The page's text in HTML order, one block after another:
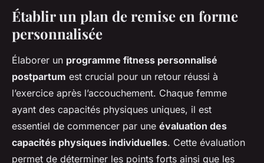
Établir un plan de remise en forme
personnalisée
Élaborer un programme fitness personnalisé
postpartum est crucial pour un retour réussi à
l’exercice après l’accouchement. Chaque femme
ayant des capacités physiques uniques, il est
essentiel de commencer par une évaluation des
capacités physiques individuelles. Cette évaluation
permet de déterminer les points forts ainsi que les